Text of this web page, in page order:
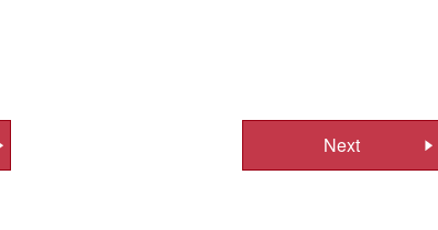
Next